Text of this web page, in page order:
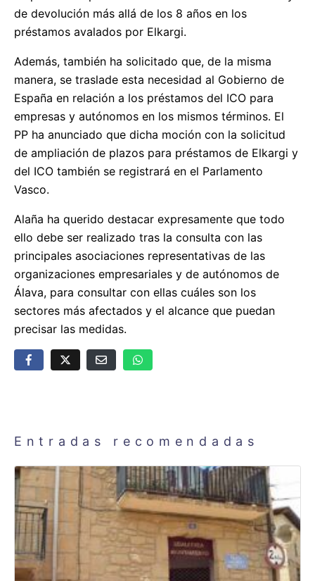
de devolución más allá de los 8 años en los
préstamos avalados por Elkargi.
Además, también ha solicitado que, de la misma
manera, se traslade esta necesidad al Gobierno de
España en relación a los préstamos del ICO para
empresas y autónomos en los mismos términos. El
PP ha anunciado que dicha moción con la solicitud
de ampliación de plazos para préstamos de Elkargi y
del ICO también se registrará en el Parlamento
Vasco.
Alaña ha querido destacar expresamente que todo
ello debe ser realizado tras la consulta con las
principales asociaciones representativas de las
organizaciones empresariales y de autónomos de
Álava, para consultar con ellas cuáles son los
sectores más afectados y el alcance que puedan
precisar las medidas.
Entradas recomendadas